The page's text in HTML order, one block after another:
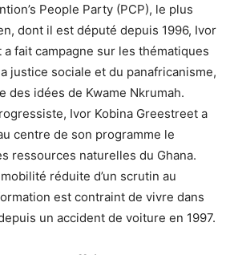
People Party (PCP), le plus
dont il est député depuis 1996, Ivor
fait campagne sur les thématiques
justice sociale et du panafricanisme,
des idées de Kwame Nkrumah.
Ivor Kobina Greestreet a
centre de son programme le
ressources naturelles du Ghana.
réduite d’un scrutin au
est contraint de vivre dans
un accident de voiture en 1997.